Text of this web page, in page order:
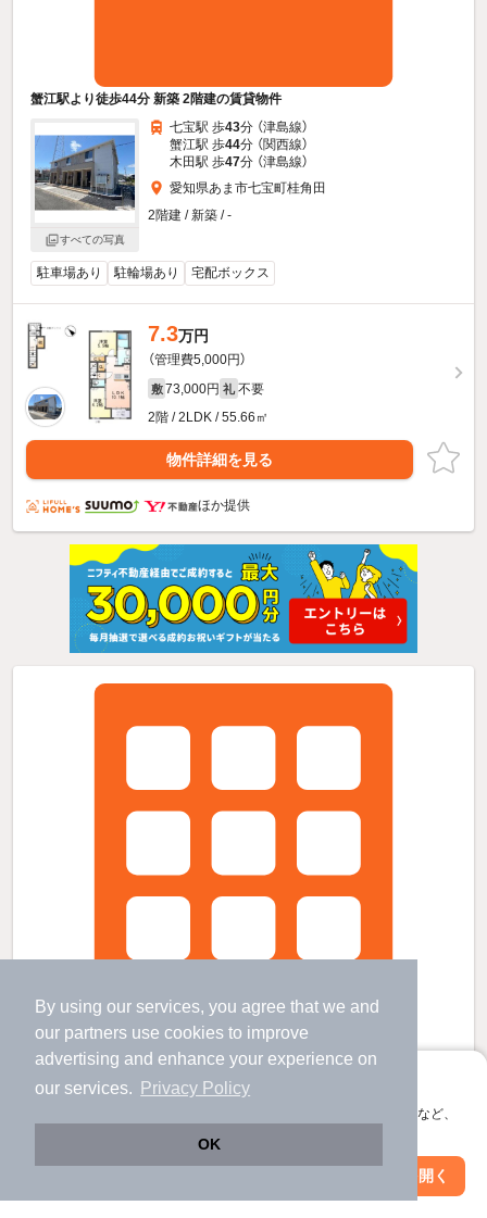
By using our services, you agree that we and
our partners use cookies to improve
advertising and enhance your experience on
our services.
Privacy Policy
OK
アプリに切り替えて、サクサクお部屋探し
会員登録なしですぐ使える。マップ検索やお気に入り保存など、
アプリを開く
蟹江駅より徒歩44分 新築 2階建の賃貸物件
すべての写真
七宝駅 歩43分 （津島線）
蟹江駅 歩44分 （関西線）
木田駅 歩47分 （津島線）
愛知県あま市七宝町桂角田
2階建 / 新築 / -
駐車場あり 駐輪場あり 宅配ボックス
7.3万円
（管理費5,000円）
敷 73,000円 礼 不要
2階 / 2LDK / 55.66㎡
物件詳細を見る
ほか提供
リバティーハイムの賃貸物件
七宝駅 歩
蟹江駅 歩44分 （関西線）
絞り込み条件を変更